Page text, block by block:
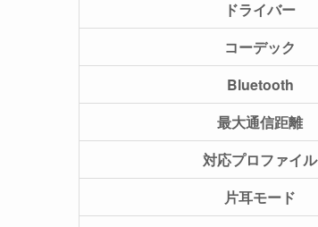
ドライバー
コーデック
Bluetooth
最大通信距離
対応プロファイル
片耳モード